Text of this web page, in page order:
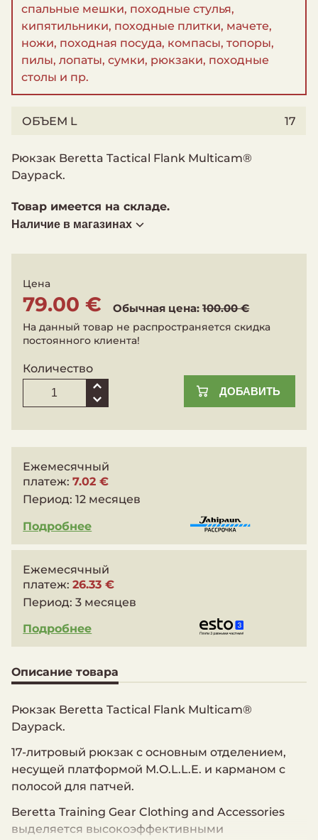
спальные мешки, походные стулья,
кипятильники, походные плитки, мачете,
ножи, походная посуда, компасы, топоры,
пилы, лопаты, сумки, рюкзаки, походные
столы и пр.
ОБЪЕМ L 17
Рюкзак Beretta Tactical Flank Multicam®
Daypack.
Товар имеется на складе.
Наличие в магазинах
Цена
79.00 € Обычная цена:100.00 €
На данный товар не распространяется скидка
постоянного клиента!
Количество
ДОБАВИТЬ
Ежемесячный
платеж:7.02 €
Период:12 месяцев
Подробнее
Ежемесячный
платеж:26.33 €
Период:3 месяцев
Подробнее
Описание товара
Рюкзак Beretta Tactical Flank Multicam®
Daypack.
17-литровый рюкзак с основным отделением,
несущей платформой M.O.L.L.E. и карманом с
полосой для патчей.
Beretta Training Gear Clothing and Accessories
выделяется высокоэффективными